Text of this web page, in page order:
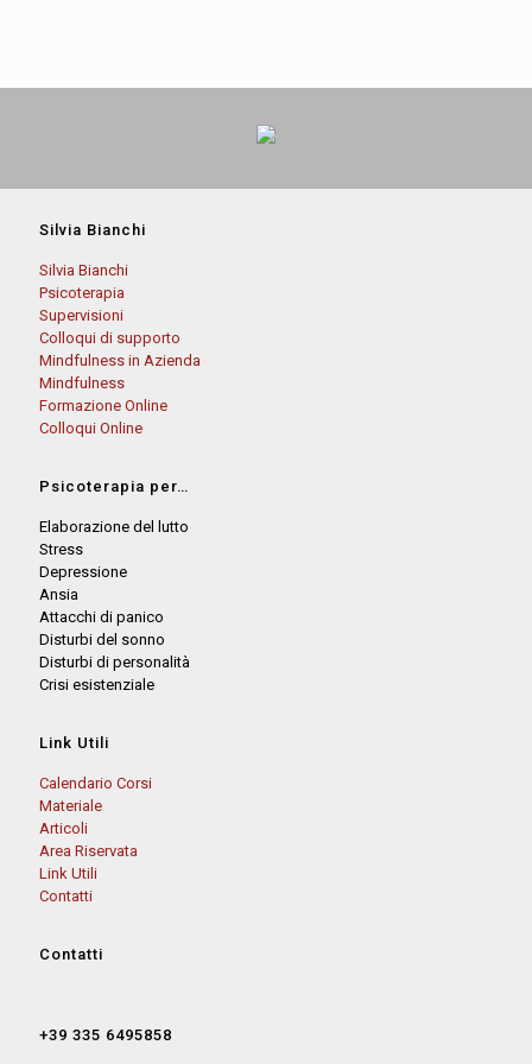
Silvia Bianchi
Silvia Bianchi
Psicoterapia
Supervisioni
Colloqui di supporto
Mindfulness in Azienda
Mindfulness
Formazione Online
Colloqui Online
Psicoterapia per…
Elaborazione del lutto
Stress
Depressione
Ansia
Attacchi di panico
Disturbi del sonno
Disturbi di personalità
Crisi esistenziale
Link Utili
Calendario Corsi
Materiale
Articoli
Area Riservata
Link Utili
Contatti
Contatti
+39 335 6495858